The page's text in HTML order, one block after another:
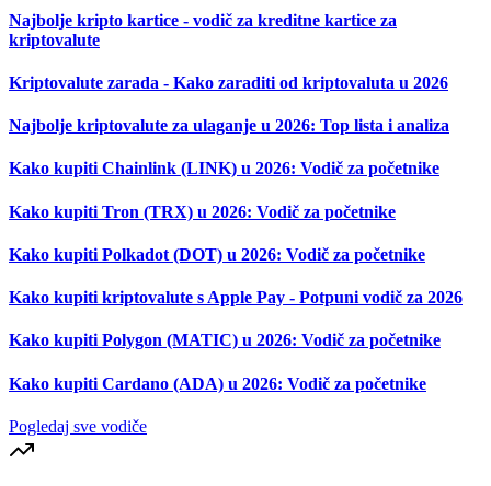
Najbolje kripto kartice - vodič za kreditne kartice za
kriptovalute
Kriptovalute zarada - Kako zaraditi od kriptovaluta u 2026
Najbolje kriptovalute za ulaganje u 2026: Top lista i analiza
Kako kupiti Chainlink (LINK) u 2026: Vodič za početnike
Kako kupiti Tron (TRX) u 2026: Vodič za početnike
Kako kupiti Polkadot (DOT) u 2026: Vodič za početnike
Kako kupiti kriptovalute s Apple Pay - Potpuni vodič za 2026
Kako kupiti Polygon (MATIC) u 2026: Vodič za početnike
Kako kupiti Cardano (ADA) u 2026: Vodič za početnike
Pogledaj sve vodiče